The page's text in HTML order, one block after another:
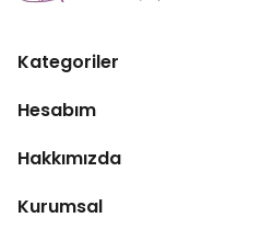
Kategoriler
Hesabım
Hakkımızda
Kurumsal